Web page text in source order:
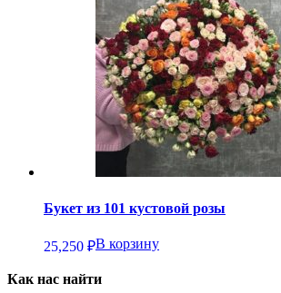
Букет из 101 кустовой розы
25,250 ₽В корзину
Как нас найти